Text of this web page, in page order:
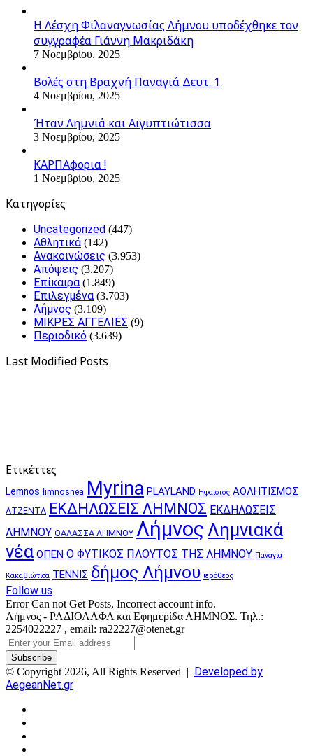
Η Λέσχη Φιλαναγνωσίας Λήμνου υποδέχθηκε τον
συγγραφέα Γιάννη Μακριδάκη
7 Νοεμβρίου, 2025
Βολές στη Βραχνή Παναγιά Δευτ. 1
4 Νοεμβρίου, 2025
Ήταν Λημνιά και Αιγυπτιώτισσα
3 Νοεμβρίου, 2025
ΚΑΡΠΑφορια !
1 Νοεμβρίου, 2025
Kατηγορίες
Uncategorized (447)
Αθλητικά (142)
Ανακοινώσεις (3.953)
Απόψεις (3.207)
Επίκαιρα (1.849)
Επιλεγμένα (3.703)
Λήμνος (3.109)
ΜΙΚΡΕΣ ΑΓΓΕΛΙΕΣ (9)
Περιοδικό (3.639)
Last Modified Posts
Ετικέττες
Lemnos limnosnea Myrina PLAYLAND Ήφαιστος ΑΘΛΗΤΙΣΜΟΣ
ΑΤΖΕΝΤΑ ΕΚΔΗΛΩΣΕΙΣ ΛΗΜΝΟΣ ΕΚΔΗΛΩΣΕΙΣ
ΛΗΜΝΟΥ ΘΑΛΑΣΣΑ ΛΗΜΝΟΥ Λήμνος Λημνιακά
νέα ΟΠΕΝ Ο ΦΥΤΙΚΟΣ ΠΛΟΥΤΟΣ ΤΗΣ ΛΗΜΝΟΥ Παναγια
Κακαβιώτισα ΤΕΝΝΙΣ δήμος Λήμνου ιερόθεος
Follow us
Error Can not Get Posts, Incorrect account info.
Λήμνος - ΡΑΔΙΟΑΛΦΑ και Εφημερίδα ΛΗΜΝΟΣ. Τηλ.:
2254022227 , email: ra22227@otenet.gr
Enter
your
Email
address
© Copyright 2026, All Rights Reserved | Developed by
AegeanNet.gr